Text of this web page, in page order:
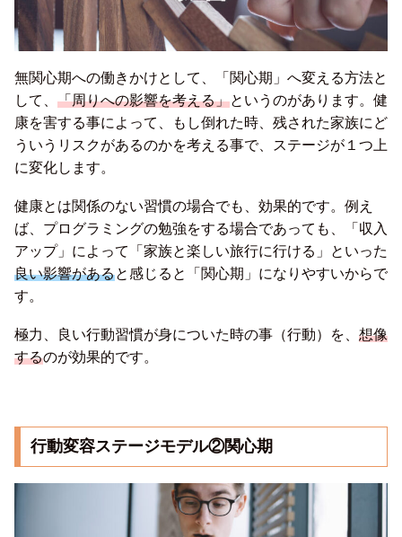
無関心期への働きかけとして、「関心期」へ変える方法と
して、 「周りへの影響を考える」というのがあります。健
康を害する事によって、もし倒れた時、残された家族にど
ういうリスクがあるのかを考える事で、ステージが１つ上
に変化します。
健康とは関係のない習慣の場合でも、効果的です。例え
ば、プログラミングの勉強をする場合であっても、「収入
アップ」によって「家族と楽しい旅行に行ける」といった
良い影響があると感じると「関心期」になりやすいからで
す。
極力、良い行動習慣が身についた時の事（行動）を、 想像
するのが効果的です。
行動変容ステージモデル②関心期